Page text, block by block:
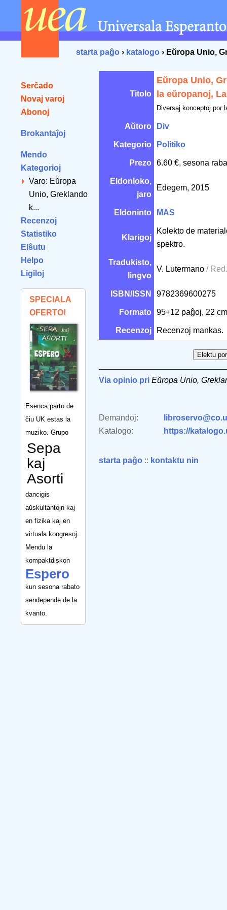
starta paĝo › katalogo › Eŭropa Unio,
Serĉado
Novaj varoj
Abonoj
Brokantaĵoj
Mendo
Kategorioj
Varo: Eŭropa
Unio, Greklando
k...
Recenzoj
Statistiko
Elŝutu
Helpo
Ligiloj
SPECIALA
OFERTO!
Esenca parto de
ĉiu UK estas la
muziko. Grupo
Sepa
kaj
Asorti
dancigis
aŭskultantojn kaj
en fizika kaj en
virtuala kongresoj.
Mendu la
kompaktdiskon
Espero
kun sesona rabato
sendepende de la
kvanto.
Titolo
Eŭropa Unio,
la eŭropanoj, La
Diversaj konceptoj por
Aŭtoro Div
Kategorio Politiko
Prezo 6.60 €, sesona
Eldonloko,
jaro
Edegem, 2015
Eldoninto MAS
Klarigoj
Kolekto de
spektro.
Tradukisto,
lingvo
V. Lutermano /
ISBN/ISSN 9782369600275
Formato 95+12 paĝoj, 22
Recenzoj Recenzoj mankas.
Via opinio pri Eŭropa Unio,
Demandoj:
Katalogo:
https://
starta paĝo :: kontaktu nin